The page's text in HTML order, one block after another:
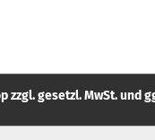
zzgl. gesetzl. MwSt. und